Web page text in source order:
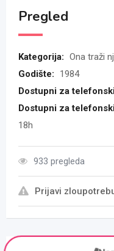
Pregled
Kategorija: Ona traži
Godište:
1984
Dostupni za
Dostupni za
18h
933 pregleda
Prijavi